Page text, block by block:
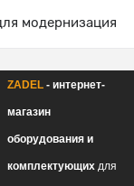
модернизация
ZADEL - интернет-
магазин
оборудования и
комплектующих для